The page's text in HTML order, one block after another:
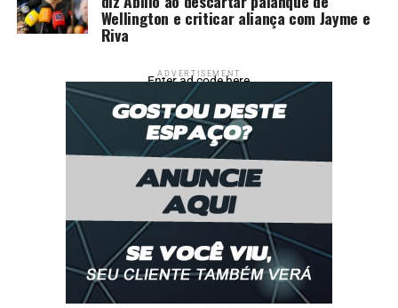
Wellington e criticar aliança com Jayme e
Riva
ADVERTISEMENT
Enter ad code here